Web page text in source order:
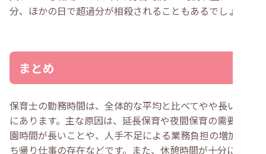
分、ほかの日で超過分が相殺されることもあるでしょう。
まとめ
保育士の勤務時間は、全体的な平均と比べてやや長い傾向
にあります。主な原因は、延長保育や夜間保育の需要で開
園時間が長いことや、人手不足による業務負担の増加、持
ち帰り仕事の存在などです。また、休憩時間が十分に取れ